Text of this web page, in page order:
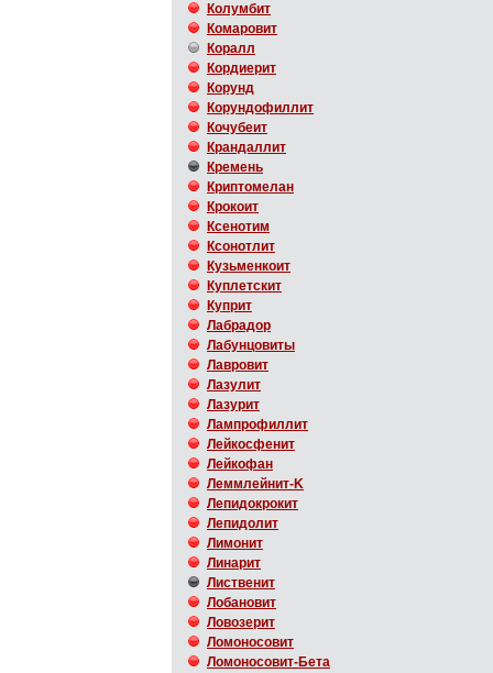
Колумбит
Комаровит
Коралл
Кордиерит
Корунд
Корундофиллит
Кочубеит
Крандаллит
Кремень
Криптомелан
Крокоит
Ксенотим
Ксонотлит
Кузьменкоит
Куплетскит
Куприт
Лабрадор
Лабунцовиты
Лавровит
Лазулит
Лазурит
Лампрофиллит
Лейкосфенит
Лейкофан
Леммлейнит-K
Лепидокрокит
Лепидолит
Лимонит
Линарит
Лиственит
Лобановит
Ловозерит
Ломоносовит
Ломоносовит-Бета